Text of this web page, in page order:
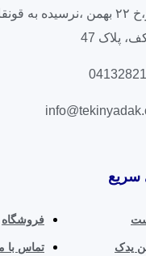
تبریز،خ ۲۲ بهمن ،نرسیده به
پلاک 47
سریع
فروشگاه
یدک تماس با